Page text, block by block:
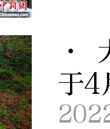
·
于4